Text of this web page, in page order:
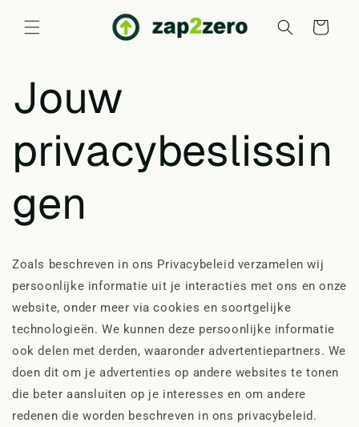
naar de
content
Winkelwagen
Jouw
privacybeslissin
gen
Zoals beschreven in ons Privacybeleid verzamelen wij
persoonlijke informatie uit je interacties met ons en onze
website, onder meer via cookies en soortgelijke
technologieën. We kunnen deze persoonlijke informatie
ook delen met derden, waaronder advertentiepartners. We
doen dit om je advertenties op andere websites te tonen
die beter aansluiten op je interesses en om andere
redenen die worden beschreven in ons privacybeleid.